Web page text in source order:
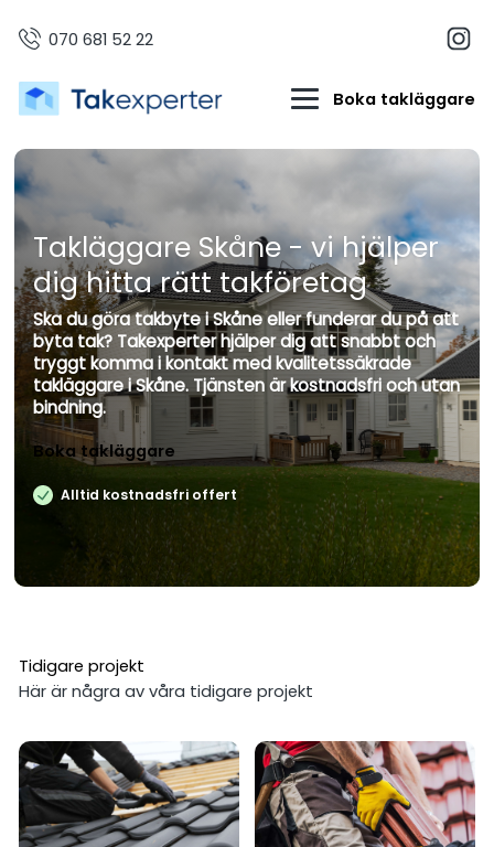
070 681 52 22
Boka takläggare
Takläggare Skåne - vi hjälper
dig hitta rätt takföretag
Ska du göra takbyte i Skåne eller funderar du på att
byta tak? Takexperter hjälper dig att snabbt och
tryggt komma i kontakt med kvalitetssäkrade
takläggare i Skåne. Tjänsten är kostnadsfri och utan
bindning.
Boka takläggare
Alltid kostnadsfri offert
Tidigare projekt
Här är några av våra tidigare projekt